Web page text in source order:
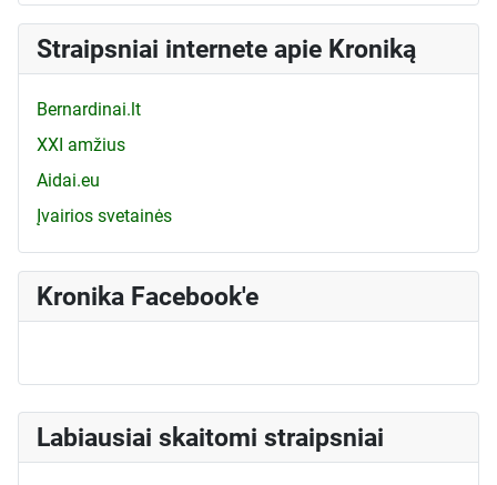
Straipsniai internete apie Kroniką
Bernardinai.lt
XXI amžius
Aidai.eu
Įvairios svetainės
Kronika Facebook'e
Labiausiai skaitomi straipsniai